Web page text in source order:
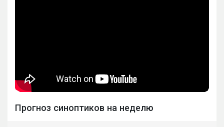
Прогноз синоптиков на неделю